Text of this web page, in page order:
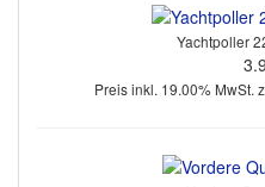
Yachtpoller
Preis inkl. 19.00% MwSt.